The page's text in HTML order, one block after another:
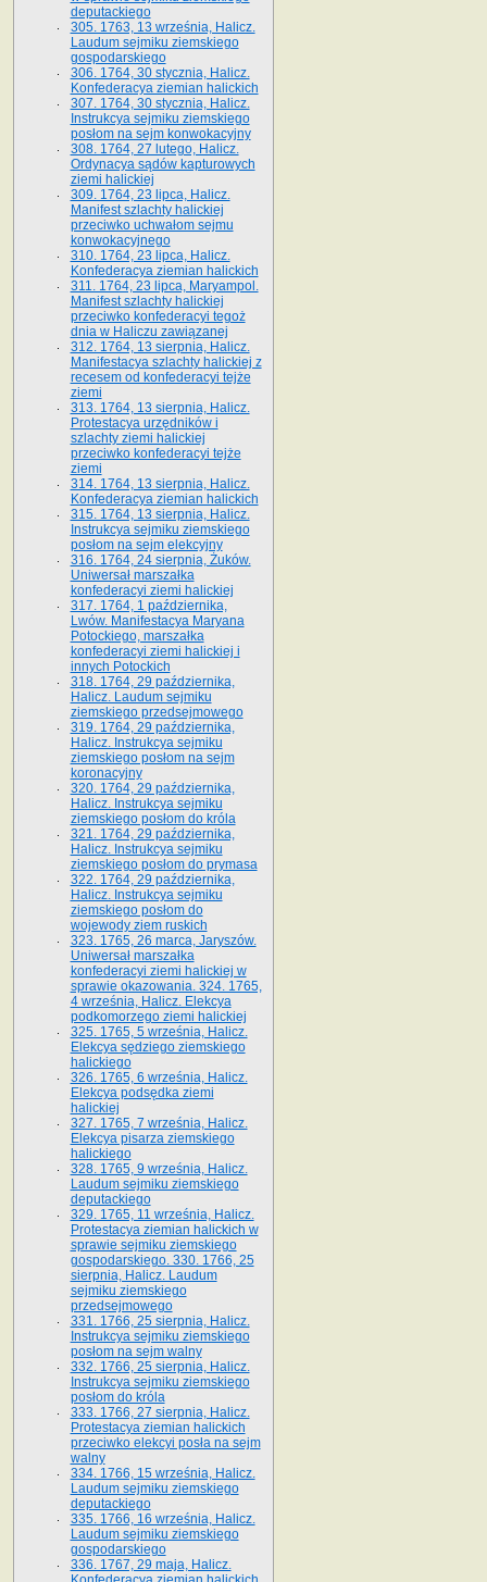
deputackiego
305. 1763, 13 września, Halicz.
Laudum sejmiku ziemskiego
gospodarskiego
306. 1764, 30 stycznia, Halicz.
Konfederacya ziemian halickich
307. 1764, 30 stycznia, Halicz.
Instrukcya sejmiku ziemskiego
posłom na sejm konwokacyjny
308. 1764, 27 lutego, Halicz.
Ordynacya sądów kapturowych
ziemi halickiej
309. 1764, 23 lipca, Halicz.
Manifest szlachty halickiej
przeciwko uchwałom sejmu
konwokacyjnego
310. 1764, 23 lipca, Halicz.
Konfederacya ziemian halickich
311. 1764, 23 lipca, Maryampol.
Manifest szlachty halickiej
przeciwko konfederacyi tegoż
dnia w Haliczu zawiązanej
312. 1764, 13 sierpnia, Halicz.
Manifestacya szlachty halickiej z
recesem od konfederacyi tejże
ziemi
313. 1764, 13 sierpnia, Halicz.
Protestacya urzędników i
szlachty ziemi halickiej
przeciwko konfederacyi tejże
ziemi
314. 1764, 13 sierpnia, Halicz.
Konfederacya ziemian halickich
315. 1764, 13 sierpnia, Halicz.
Instrukcya sejmiku ziemskiego
posłom na sejm elekcyjny
316. 1764, 24 sierpnia, Żuków.
Uniwersał marszałka
konfederacyi ziemi halickiej
317. 1764, 1 października,
Lwów. Manifestacya Maryana
Potockiego, marszałka
konfederacyi ziemi halickiej i
innych Potockich
318. 1764, 29 października,
Halicz. Laudum sejmiku
ziemskiego przedsejmowego
319. 1764, 29 października,
Halicz. Instrukcya sejmiku
ziemskiego posłom na sejm
koronacyjny
320. 1764, 29 października,
Halicz. Instrukcya sejmiku
ziemskiego posłom do króla
321. 1764, 29 października,
Halicz. Instrukcya sejmiku
ziemskiego posłom do prymasa
322. 1764, 29 października,
Halicz. Instrukcya sejmiku
ziemskiego posłom do
wojewody ziem ruskich
323. 1765, 26 marca, Jaryszów.
Uniwersał marszałka
konfederacyi ziemi halickiej w
sprawie okazowania. 324. 1765,
4 września, Halicz. Elekcya
podkomorzego ziemi halickiej
325. 1765, 5 września, Halicz.
Elekcya sędziego ziemskiego
halickiego
326. 1765, 6 września, Halicz.
Elekcya podsędka ziemi
halickiej
327. 1765, 7 września, Halicz.
Elekcya pisarza ziemskiego
halickiego
328. 1765, 9 września, Halicz.
Laudum sejmiku ziemskiego
deputackiego
329. 1765, 11 września, Halicz.
Protestacya ziemian halickich w
sprawie sejmiku ziemskiego
gospodarskiego. 330. 1766, 25
sierpnia, Halicz. Laudum
sejmiku ziemskiego
przedsejmowego
331. 1766, 25 sierpnia, Halicz.
Instrukcya sejmiku ziemskiego
posłom na sejm walny
332. 1766, 25 sierpnia, Halicz.
Instrukcya sejmiku ziemskiego
posłom do króla
333. 1766, 27 sierpnia, Halicz.
Protestacya ziemian halickich
przeciwko elekcyi posła na sejm
walny
334. 1766, 15 września, Halicz.
Laudum sejmiku ziemskiego
deputackiego
335. 1766, 16 września, Halicz.
Laudum sejmiku ziemskiego
gospodarskiego
336. 1767, 29 maja, Halicz.